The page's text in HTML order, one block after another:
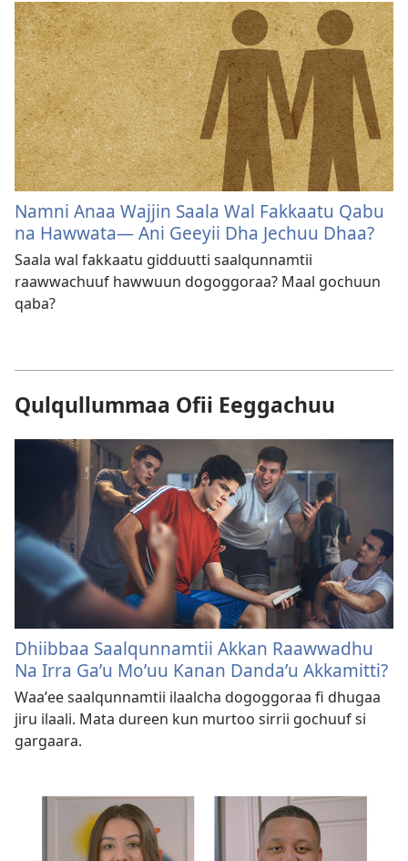
Namni Anaa Wajjin Saala Wal Fakkaatu Qabu
na Hawwata— Ani Geeyii Dha Jechuu Dhaa?
Saala wal fakkaatu gidduutti saalqunnamtii
raawwachuuf hawwuun dogoggoraa? Maal gochuun
qaba?
Qulqullummaa Ofii Eeggachuu
Dhiibbaa Saalqunnamtii Akkan Raawwadhu
Na Irra Gaʼu Moʼuu Kanan Dandaʼu Akkamitti?
Waaʼee saalqunnamtii ilaalcha dogoggoraa fi dhugaa
jiru ilaali. Mata dureen kun murtoo sirrii gochuuf si
gargaara.